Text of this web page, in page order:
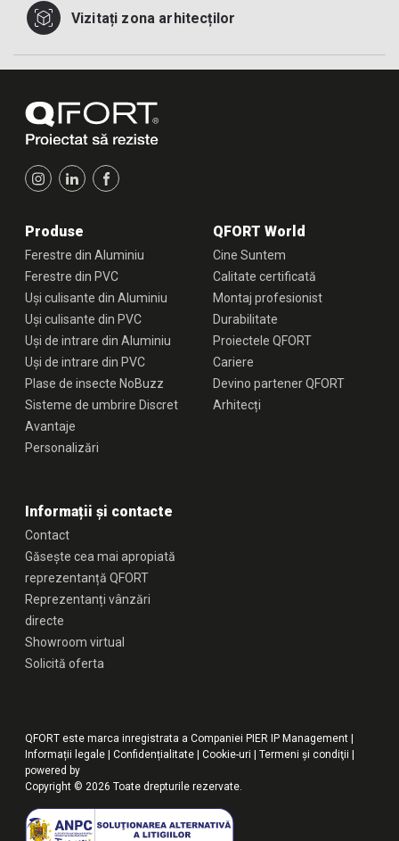
Vizitați zona arhitecților
Produse
Ferestre din Aluminiu
Ferestre din PVC
Uși culisante din Aluminiu
Uși culisante din PVC
Uși de intrare din Aluminiu
Uși de intrare din PVC
Plase de insecte NoBuzz
Sisteme de umbrire Discret
Avantaje
Personalizări
QFORT World
Cine Suntem
Calitate certificată
Montaj profesionist
Durabilitate
Proiectele QFORT
Cariere
Devino partener QFORT
Arhitecți
Informații și contacte
Contact
Găsește cea mai apropiată
reprezentanță QFORT
Reprezentanți vânzări
directe
Showroom virtual
Solicită oferta
QFORT este marca inregistrata a Companiei PIER IP Management |
Informații legale |Confidențialitate |Cookie-uri |Termeni şi condiţii
powered by
Copyright © 2026 Toate drepturile rezervate.